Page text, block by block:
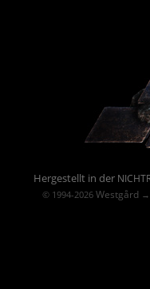
Hergestellt in der
© 1994-2026 Westgård→